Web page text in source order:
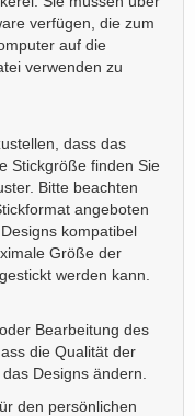
verfügen, die zum
auf die
verwenden zu
dass das
Stickgröße finden Sie
Bitte beachten
angeboten
kompatibel
Größe der
werden kann.
Bearbeitung des
die Qualität der
Designs ändern.
den persönlichen